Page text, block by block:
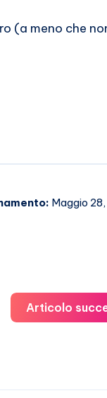
(a meno che
Maggio 28,
Articolo